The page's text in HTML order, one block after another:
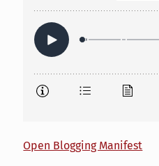
Open Blogging Manifest